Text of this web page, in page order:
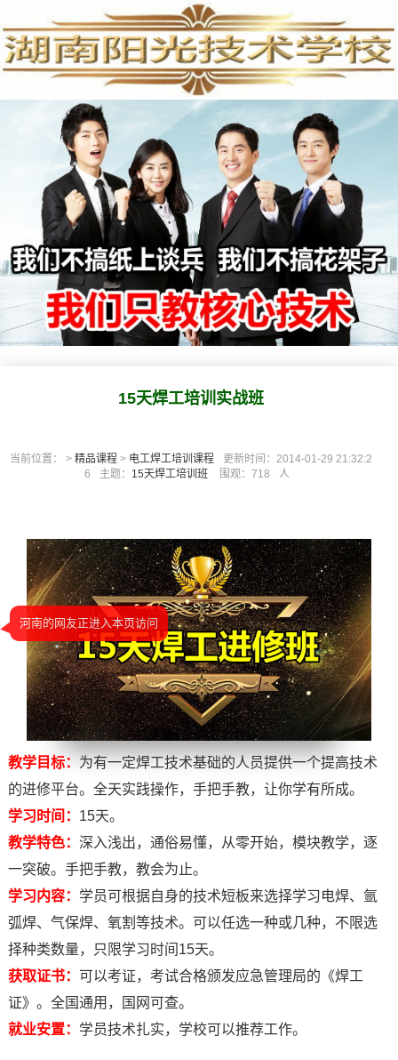
15天焊工培训，15天焊工培训学校
15天焊工培训实战班
当前位置： >精品课程 > 电工焊工培训课程
更新时间：2014-01-29 21:32:2
6
主题： 15天焊工培训班 围观： 718 人
教学目标： 为有一定焊工技术基础的人员提供一个提高技术
的进修平台。全天实践操作，手把手教，让你学有所成。
学习时间： 15天。
教学特色： 深入浅出，通俗易懂，从零开始，模块教学，逐
一突破。手把手教，教会为止。
学习内容： 学员可根据自身的技术短板来选择学习电焊、氩
弧焊、气保焊、氧割等技术。可以任选一种或几种，不限选
择种类数量，只限学习时间15天。
获取证书： 可以考证，考试合格颁发应急管理局的《焊工
证》。全国通用，国网可查。
就业安置： 学员技术扎实，学校可以推荐工作。
河南的网友正进入本页访问